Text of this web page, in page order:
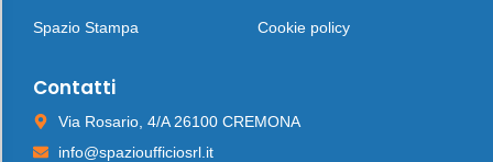
Spazio Stampa Cookie policy
Contatti
Via Rosario, 4/A 26100 CREMONA
info@spazioufficiosrl.it